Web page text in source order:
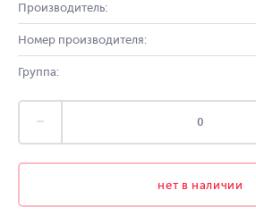
Производитель:
Номер производителя:
Группа:
нет в наличии